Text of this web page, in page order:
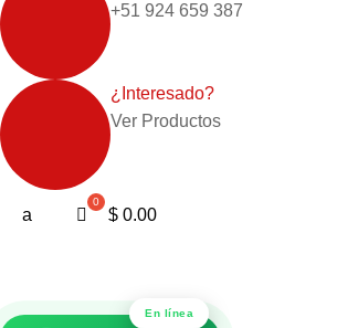
+51 924 659 387
¿Interesado?
Ver Productos
a $ 0.00
En línea